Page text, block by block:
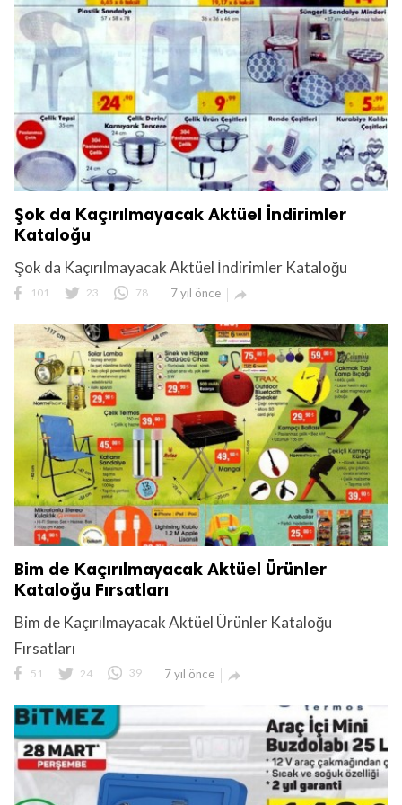
Şok da Kaçırılmayacak Aktüel İndirimler
Kataloğu
Şok da Kaçırılmayacak Aktüel İndirimler Kataloğu
101 23 78 7 yıl önce 
Bim de Kaçırılmayacak Aktüel Ürünler
Kataloğu Fırsatları
Bim de Kaçırılmayacak Aktüel Ürünler Kataloğu
Fırsatları
51 24 39 7 yıl önce 